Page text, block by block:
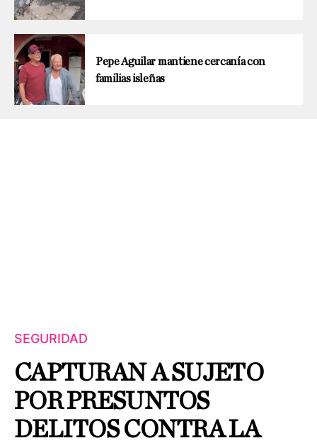
Pepe Aguilar mantiene cercanía con
familias isleñas
SEGURIDAD
CAPTURAN A SUJETO
POR PRESUNTOS
DELITOS CONTRA LA